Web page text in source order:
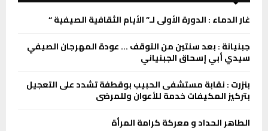
غار الدماء : الدورة الأولى لـ” الأيام الثقافية الصيفية “
جبنيانة : بعد سنتين من التوقف … عودة المهرجان الصيفي
سيدي أبي إسحاق الجبنياني
بنزرت : نقابة مستشفى الحبيب بوقطفة تشدد على التعجيل
بتركيز المكيفات خدمة للأعوان وللمرضى
الطاهر الحداد و معركة كرامة المرأة